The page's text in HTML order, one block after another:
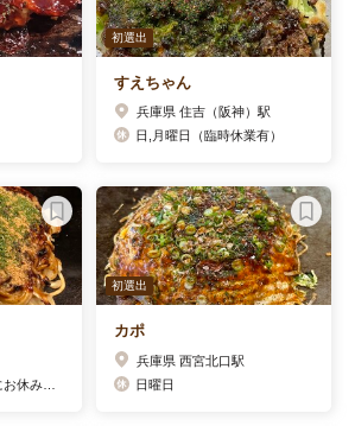
初選出
すえちゃん
兵庫県 住吉（阪神）駅
日,月曜日（臨時休業有）
初選出
カポ
兵庫県 西宮北口駅
日曜日